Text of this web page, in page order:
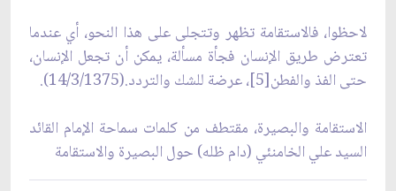
لاحظوا، فالاستقامة تظهر وتتجلى على هذا النحو، أي عندما
تعترض طريق الإنسان فجأة مسألة، يمكن أن تجعل الإنسان،
حتى الفذ والفطن[5]، عرضة للشك والتردد.(14/3/1375).
الاستقامة والبصيرة، مقتطف من كلمات سماحة الإمام القائد
السيد علي الخامنئي (دام ظله) حول البصيرة والاستقامة